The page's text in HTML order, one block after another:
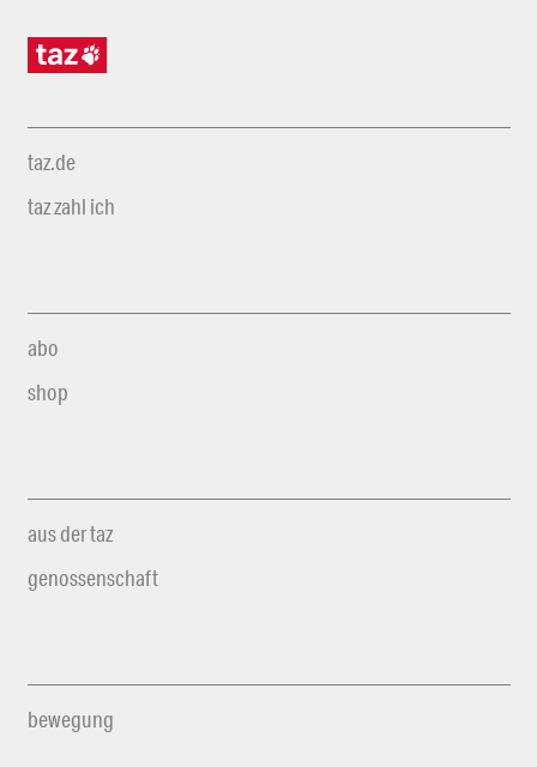
taz.de
taz zahl ich
abo
shop
aus der taz
genossenschaft
bewegung